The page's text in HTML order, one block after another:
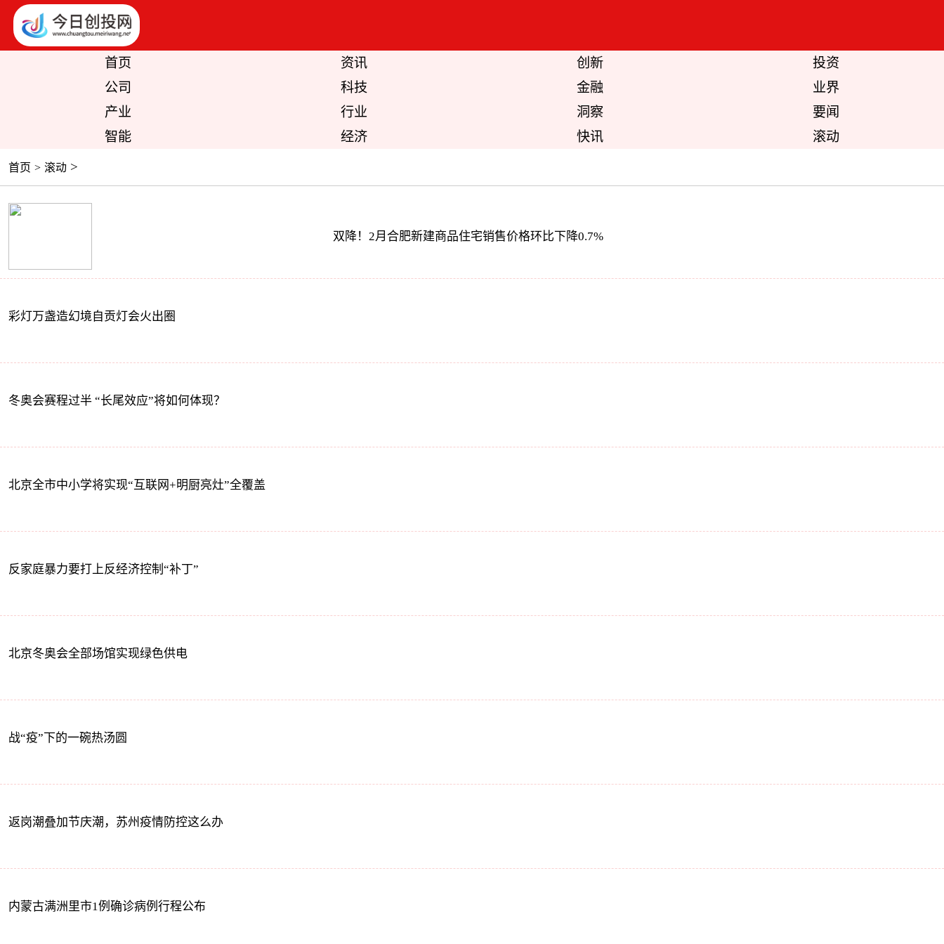
首页 资讯 创新
投资
公司
科技 金融
业界
产业
行业 洞察
要闻
智能
经济 快讯 滚动
首页 > 滚动 >
双降！2月合肥新建商品住宅销售价格环比下降0.7%
彩灯万盏造幻境自贡灯会火出圈
冬奥会赛程过半 “长尾效应”将如何体现？
北京全市中小学将实现“互联网+明厨亮灶”全覆盖
反家庭暴力要打上反经济控制“补丁”
北京冬奥会全部场馆实现绿色供电
战“疫”下的一碗热汤圆
返岗潮叠加节庆潮，苏州疫情防控这么办
内蒙古满洲里市1例确诊病例行程公布